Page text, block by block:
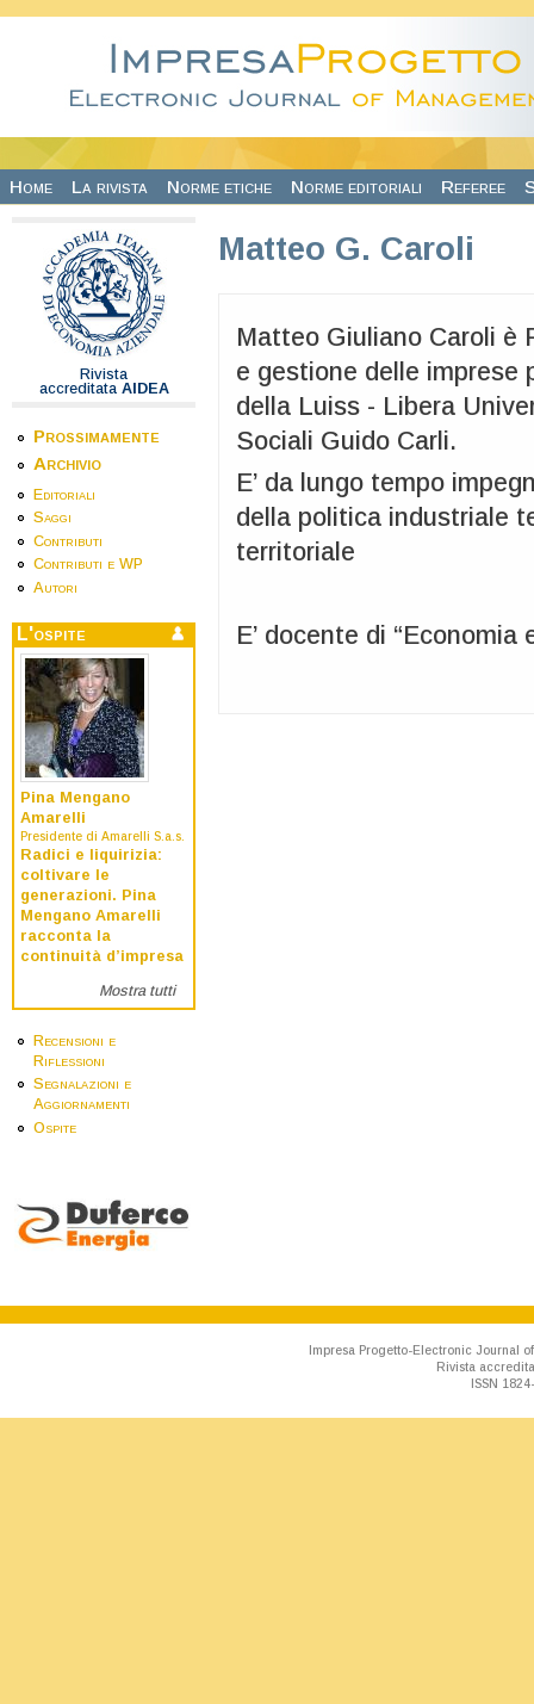
Home La rivista Norme etiche Norme editoriali Referee
Rivista
accreditata AIDEA
Prossimamente
Archivio
Editoriali
Saggi
Contributi
Contributi e WP
Autori
L'ospite
Pina Mengano
Amarelli
Presidente di Amarelli S.a.s.
Radici e liquirizia:
coltivare le
generazioni. Pina
Mengano Amarelli
racconta la
continuità d’impresa
Mostra tutti
Recensioni e
Riflessioni
Segnalazioni e
Aggiornamenti
Ospite
Matteo G. Caroli
Matteo Giuliano Caroli è
e gestione delle imprese
della Luiss - Libera
Sociali Guido Carli.
E’ da lungo tempo
della politica industriale
territoriale
E’ docente di
Impresa Progetto-Electronic Journal
Rivista
ISSN